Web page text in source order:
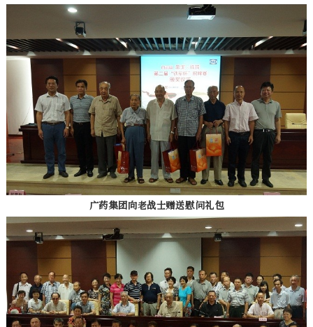
广药集团向老战士赠送慰问礼包